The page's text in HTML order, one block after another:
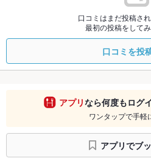
口コミはまだ投稿され
最初の投稿をして
口コミを投
アプリなら何度もログ
ワンタップで手軽
アプリでブ